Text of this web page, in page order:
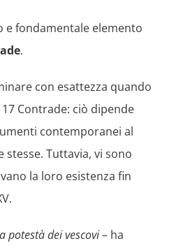
e fondamentale elemento
.
con esattezza quando
Contrade: ciò dipende
contemporanei al
stesse. Tuttavia, vi sono
la loro esistenza fin
potestà dei vescovi– ha